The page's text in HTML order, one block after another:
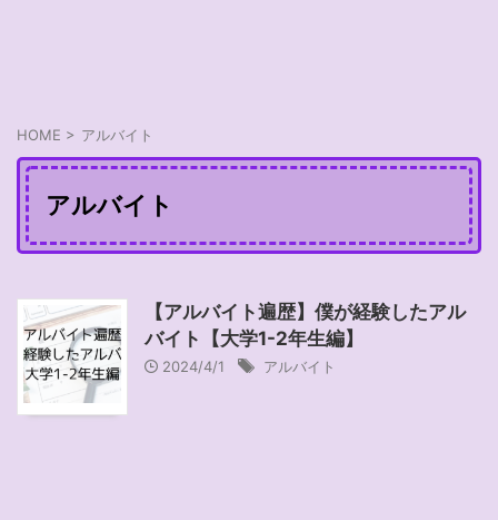
HOME > アルバイト
アルバイト
【アルバイト遍歴】僕が経験したアル
バイト【大学1-2年生編】
2024/4/1 アルバイト